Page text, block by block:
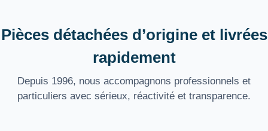
Pièces détachées d’origine et livrées
rapidement
Depuis 1996, nous accompagnons professionnels et
particuliers avec sérieux, réactivité et transparence.